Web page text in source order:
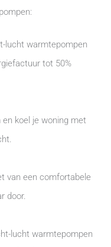
lucht warmtepompen
tot 50%
en koel je woning met
van een comfortabele
door.
lucht warmtepompen